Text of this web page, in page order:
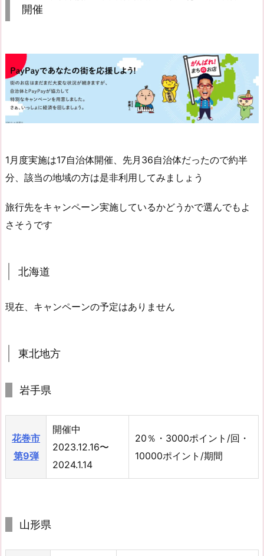
開催
1月度実施は17自治体開催、先月36自治体だったので約半
分、該当の地域の方は是非利用してみましょう
旅行先をキャンペーン実施しているかどうかで選んでもよ
さそうです
北海道
現在、キャンペーンの予定はありません
東北地方
岩手県
花巻市
第9弾
開催中
2023.12.16〜
2024.1.14
20％・3000ポイント/回・
10000ポイント/期間
山形県